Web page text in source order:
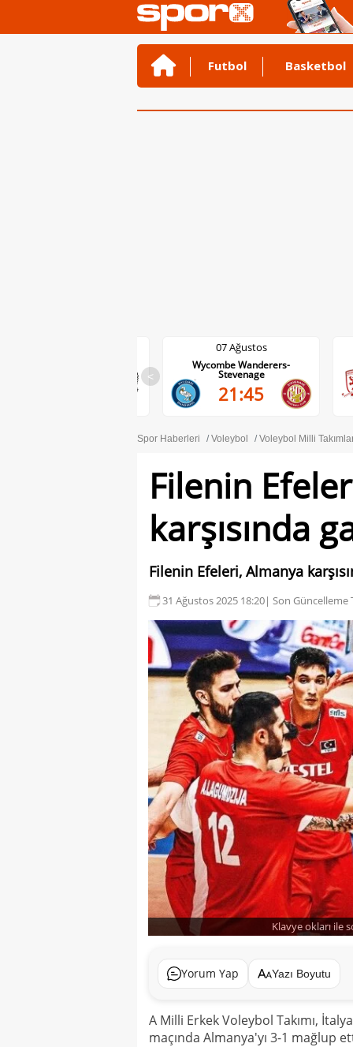
Futbol Basketbol
<
07 Ağustos
Middlesbrough-Wrexham
22:00
Spor Haberleri Voleybol Voleybol Milli
Filenin
karşısında
Filenin Efeleri, Almanya
31 Ağustos 2025 18:20| Son Güncelleme
Klavye okları ile
Yorum Yap Yazı Boyutu
A Milli Erkek Voleybol Takımı,
maçında Almanya'yı 3-1 mağlup